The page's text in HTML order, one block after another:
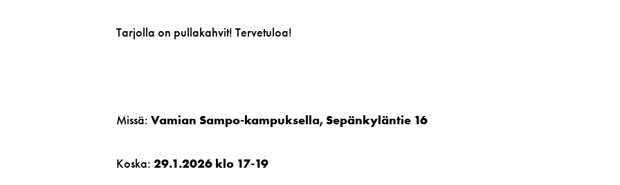
Tarjolla on pullakahvit! Tervetuloa!
Missä: Vamian Sampo-kampuksella, Sepänkyläntie 16
Koska: 29.1.2026 klo 17-19